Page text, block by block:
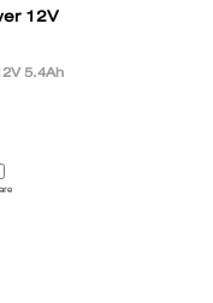
12V
5.4Ah